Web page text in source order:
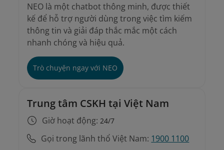
NEO là một chatbot thông minh, được thiết
kế để hỗ trợ người dùng trong việc tìm kiếm
thông tin và giải đáp thắc mắc một cách
nhanh chóng và hiệu quả.
Trò chuyện ngay với NEO
Trung tâm CSKH tại Việt Nam
Giờ hoạt động:24/7
Gọi trong lãnh thổ Việt Nam: 1900 1100